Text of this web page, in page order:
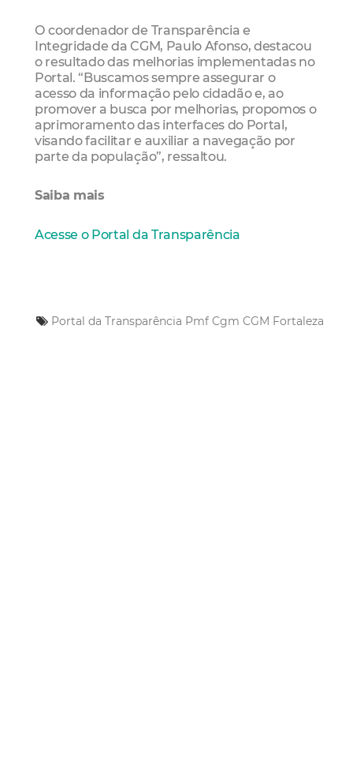
O coordenador de Transparência e
Integridade da CGM, Paulo Afonso, destacou
o resultado das melhorias implementadas no
Portal. “Buscamos sempre assegurar o
acesso da informação pelo cidadão e, ao
promover a busca por melhorias, propomos o
aprimoramento das interfaces do Portal,
visando facilitar e auxiliar a navegação por
parte da população”, ressaltou.
Saiba mais
Acesse o Portal da Transparência
Portal da Transparência Pmf Cgm CGM Fortaleza